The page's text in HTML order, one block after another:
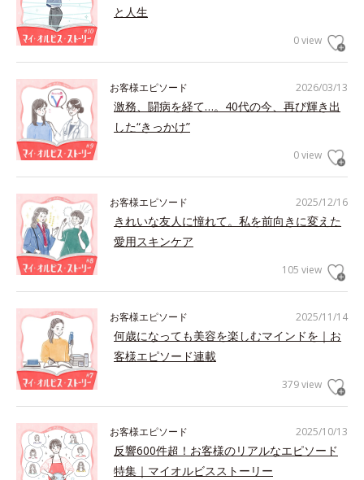
と人生
0 view
2026/03/13
お客様エピソード
激務、闘病を経て…。40代の今、再び輝き出
した“きっかけ”
0 view
2025/12/16
お客様エピソード
きれいな友人に憧れて。私を前向きに変えた
愛用スキンケア
105 view
2025/11/14
お客様エピソード
何歳になっても美容を楽しむマインドを｜お
客様エピソード連載
379 view
2025/10/13
お客様エピソード
反響600件超！お客様のリアルなエピソード
特集｜マイオルビスストーリー